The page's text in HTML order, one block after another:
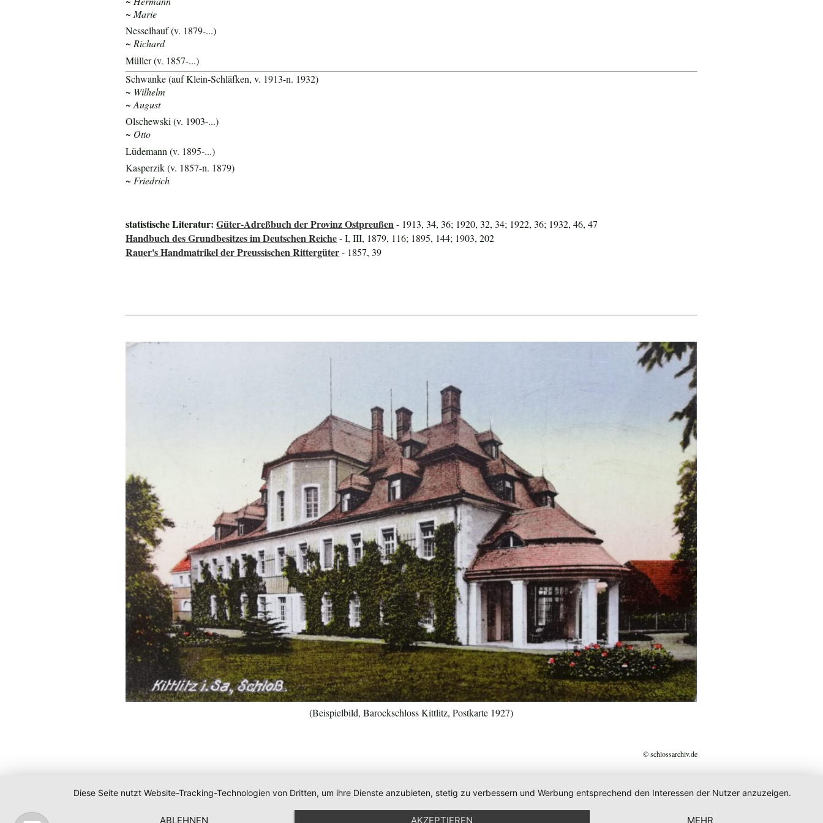
~ Marie
Nesselhauf (v. 1879-...)
~ Richard
Müller (v. 1857-...)
Schwanke (auf Klein-Schläfken, v. 1913-n. 1932)
~ Wilhelm
~ August
Olschewski (v. 1903-...)
~ Otto
Lüdemann (v. 1895-...)
Kasperzik (v. 1857-n. 1879)
~ Friedrich
statistische Literatur:Güter-Adreßbuch der Provinz Ostpreußen- 1913, 34, 36; 1920, 32, 34; 1922, 36; 1932, 46, 47
Handbuch des Grundbesitzes im Deutschen Reiche- I, III, 1879, 116; 1895, 144; 1903, 202
Rauer's Handmatrikel der Preussischen Rittergüter- 1857, 39
(Beispielbild, Barockschloss Kittlitz, Postkarte 1927)
© schlossarchiv.de
Diese Seite nutzt Website-Tracking-Technologien von Dritten, um ihre Dienste anzubieten, stetig zu verbessern und Werbung entsprechend den Interessen der Nutzer anzuzeigen.
ABLEHNEN AKZEPTIEREN MEHR